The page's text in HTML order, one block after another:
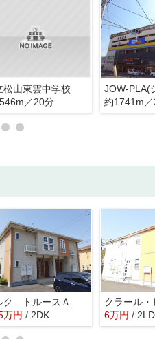
松山東雲中学校
／20分
約1741m
ク トルースＡ
万円 / 2DK
クラール・
6万円 /